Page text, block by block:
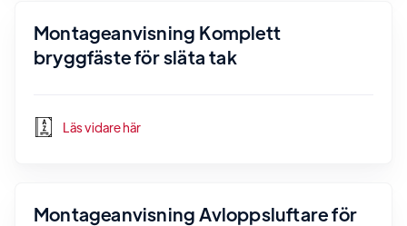
Montageanvisning Komplett
bryggfäste för släta tak
Läs vidare här
Montageanvisning Avloppsluftare för